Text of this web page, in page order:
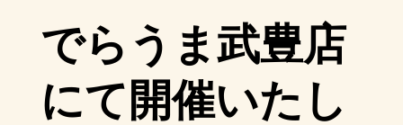
でらうま武豊店
にて開催いたし